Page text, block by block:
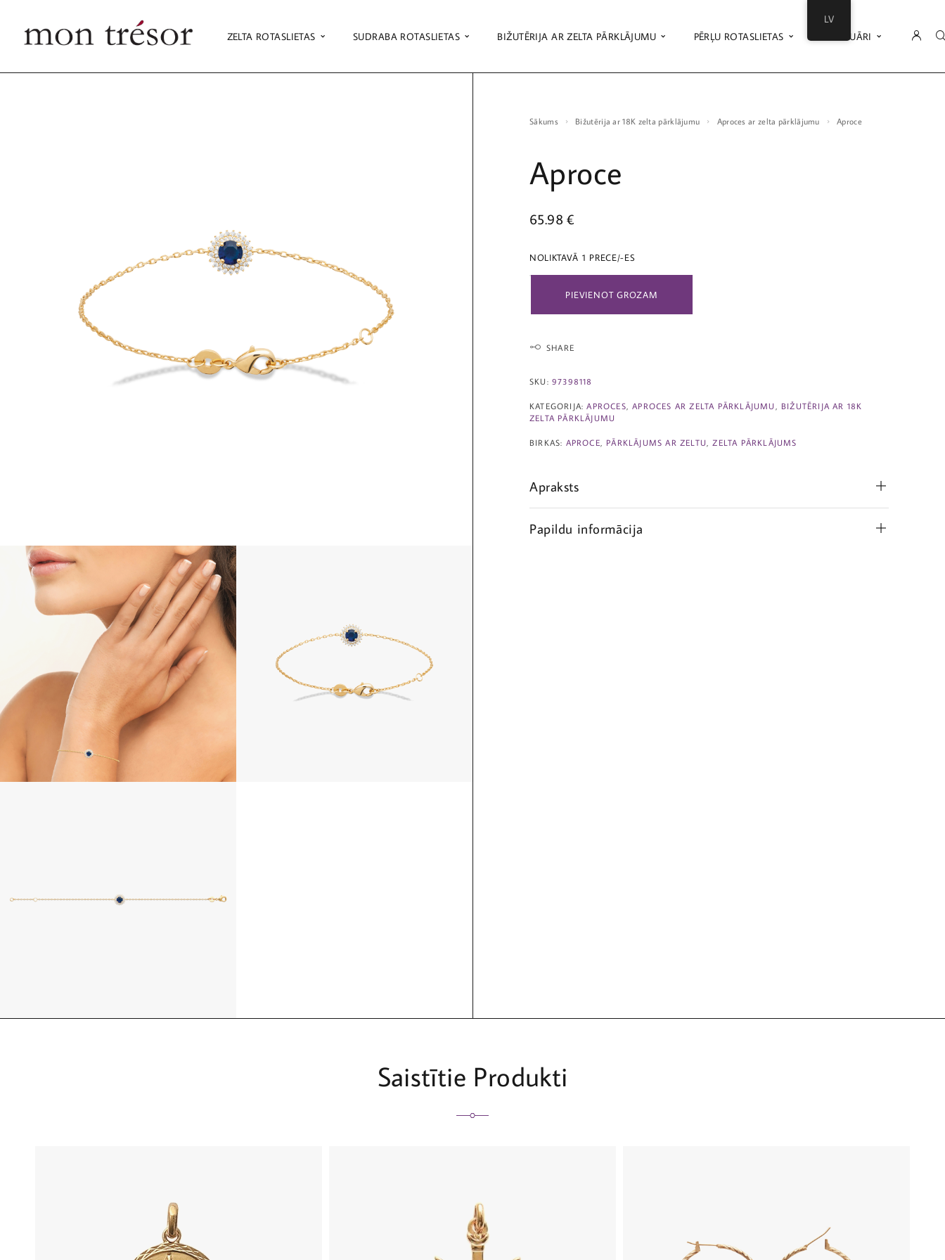
ZELTA ROTASLIETAS SUDRABA ROTASLIETAS BIŽUTĒRIJA AR ZELTA PĀRKLĀJUMU PĒRĻU ROTASLIETAS AKSESUĀRI
Sākums Bižutērija ar 18K zelta pārklājumu Aproces ar zelta pārklājumu Aproce
Aproce
65.98€
NOLIKTAVĀ 1 PRECE/-ES
PIEVIENOT GROZAM
SHARE
SKU: 97398118
KATEGORIJA:APROCES ,APROCES AR ZELTA PĀRKLĀJUMU
BIŽUTĒRIJA AR 18K
ZELTA PĀRKLĀJUMU
BIRKAS: APROCE PĀRKLĀJUMS AR ZELTU ZELTA PĀRKLĀJUMS
Apraksts
Papildu informācija
Saistītie Produkti
LV